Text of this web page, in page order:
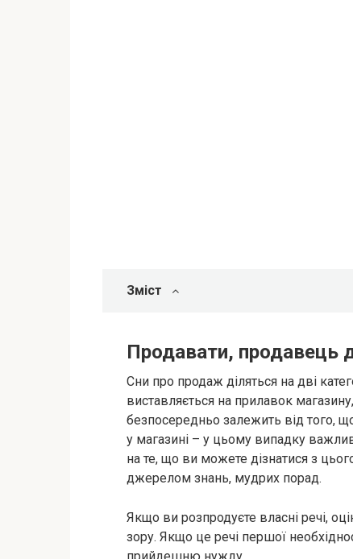
Зміст
Продавати, продавець
Сни про продаж діляться на дві
виставляється на прилавок
безпосередньо залежить від того,
у магазині – у цьому випадку
на те, що ви можете дізнатися з
джерелом знань, мудрих порад.
Якщо ви розпродуєте власні речі,
зору. Якщо це речі першої